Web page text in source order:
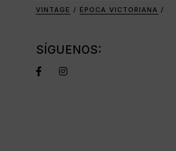
VINTAGE
ÉPOCA VICTORIANA
SÍGUENOS: